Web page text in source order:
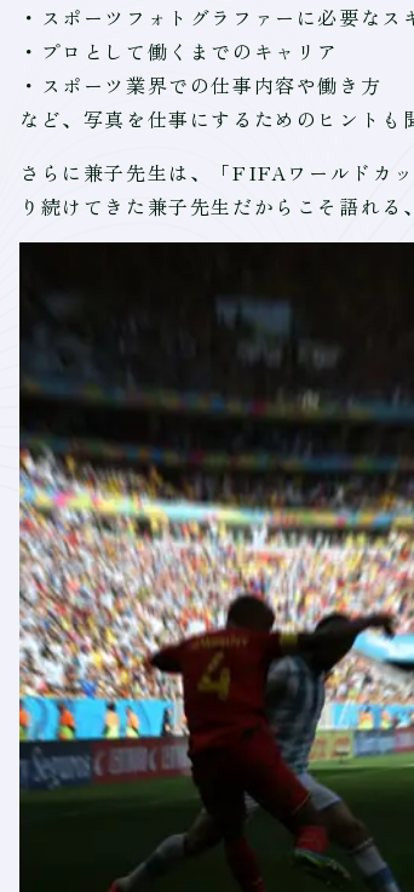
・スポーツフォトグラファーに必要なス
・プロとして働くまでのキャリア
・スポーツ業界での仕事内容や働き方
など、写真を仕事にするためのヒントも
さらに兼子先生は、「FIFAワールドカ
り続けてきた兼子先生だからこそ語れ